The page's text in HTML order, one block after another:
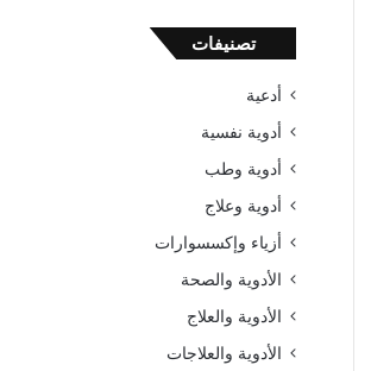
تصنيفات
أدعية
أدوية نفسية
أدوية وطب
أدوية وعلاج
أزياء وإكسسوارات
الأدوية والصحة
الأدوية والعلاج
الأدوية والعلاجات